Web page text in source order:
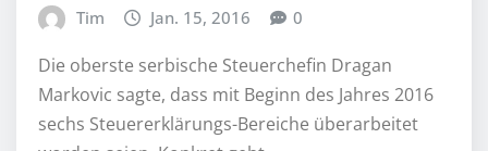
Tim Jan. 15, 2016 0
Die oberste serbische Steuerchefin Dragan
Markovic sagte, dass mit Beginn des Jahres 2016
sechs Steuererklärungs-Bereiche überarbeitet